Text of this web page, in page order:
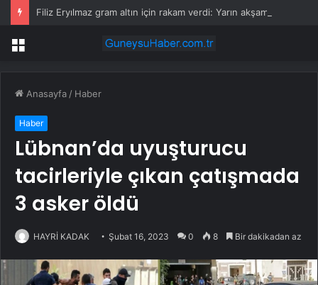
Menü
Anasayfa / Haber
Haber
Lübnan’da uyuşturucu
tacirleriyle çıkan çatışmada
3 asker öldü
HAYRİ KADAK Şubat 16, 2023 0 8 Bir dakikadan az